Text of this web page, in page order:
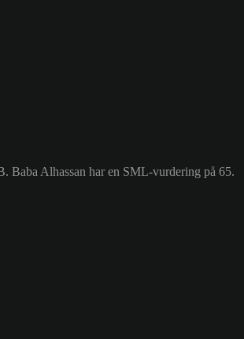
Baba Alhassan har en SML-vurdering på 65.